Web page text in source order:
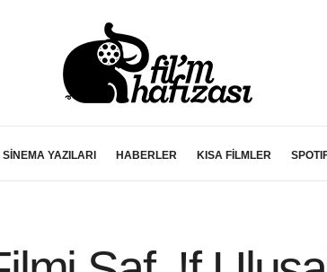
SİNEMA YAZILARI HABERLER KISA FİLMLER